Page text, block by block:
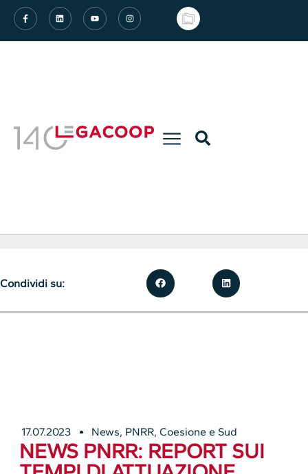
17.07.2023 News, PNRR, Coesione e Sud
NEWS PNRR: REPORT SUI
Condividi su: